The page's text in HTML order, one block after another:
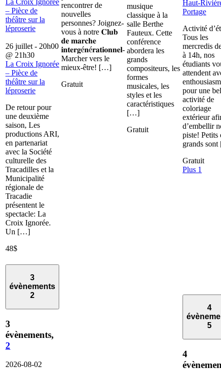
La Croix Ignorée
– Pièce de
théâtre sur la
léproserie
26 juillet - 20h00
@ 21h30
La Croix Ignorée
– Pièce de
théâtre sur la
léproserie
De retour pour
une deuxième
saison, Les
productions ARI,
en partenariat
avec la Société
culturelle des
Tracadilles et la
Municipalité
régionale de
Tracadie
présentent le
spectacle: La
Croix Ignorée.
Un […]
48$
rencontrer de
nouvelles
personnes? Joignez-
vous à notre 𝐂𝐥𝐮𝐛
𝐝𝐞 𝐦𝐚𝐫𝐜𝐡𝐞
𝐢𝐧𝐭𝐞𝐫𝐠é𝐧é𝐫𝐚𝐭𝐢𝐨𝐧𝐧𝐞𝐥-
Marcher vers le
mieux-être! […]
Gratuit
musique
classique à la
salle Berthe
Fauteux. Cette
conférence
abordera les
grands
compositeurs, les
formes
musicales, les
styles et les
caractéristiques
[…]
Gratuit
Haut-
Portage
Activité
Tous les
mercredis
à 14h, nos
étudiants
attendent
pour une
activité de
coloriage
extérieur
d’embellir
piste! Petits
grands
Gratuit
Plus 1
3
évènements
2
3
évènements,
2
2026-08-02
4
5
4